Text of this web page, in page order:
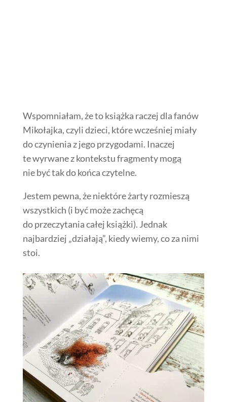
Wspomniałam, że to książka raczej dla fanów
Mikołajka, czyli dzieci, które wcześniej miały
do czynienia z jego przygodami. Inaczej
te wyrwane z kontekstu fragmenty mogą
nie być tak do końca czytelne.
Jestem pewna, że niektóre żarty rozmieszą
wszystkich (i być może zachęcą
do przeczytania całej książki). Jednak
najbardziej „działają”, kiedy wiemy, co za nimi
stoi.